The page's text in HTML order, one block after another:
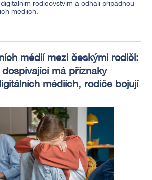
rodičovstvím a odhalí případnou
ch médiích.
médií mezi českými rodiči:
dospívající má příznaky
médiích, rodiče bojují